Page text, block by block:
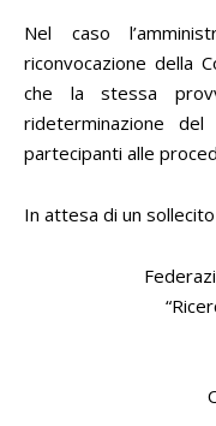
Nel caso
riconvocazione della
che la stessa
rideterminazione
partecipanti alle
In attesa di un